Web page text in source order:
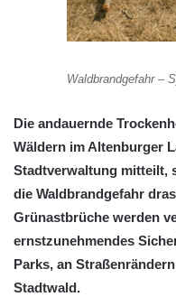
Waldbrandgefahr –
Die andauernde
Wäldern im Altenburger
Stadtverwaltung mitteilt,
die Waldbrandgefahr
Grünastbrüche werden
ernstzunehmendes
Parks, an
Stadtwald.